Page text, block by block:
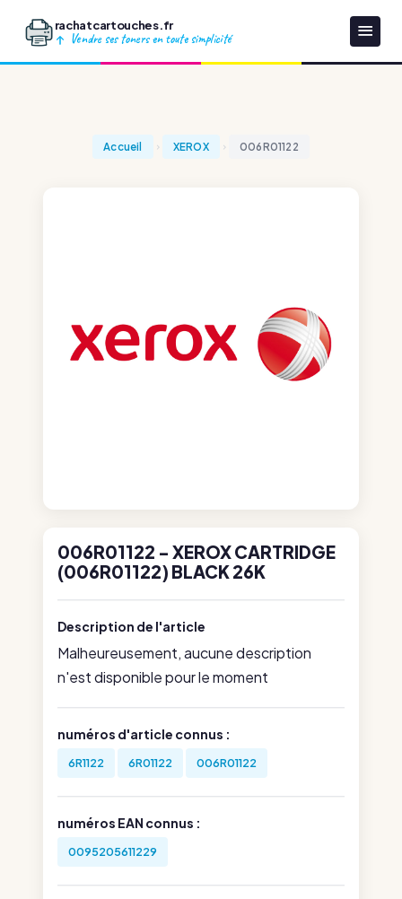
rachatcartouches.fr
Vendre ses toners en toute simplicité
Accueil XEROX 006R01122
006R01122 - XEROX CARTRIDGE
(006R01122) BLACK 26K
Description de l'article
Malheureusement, aucune description
n'est disponible pour le moment
numéros d'article connus :
6R1122 6R01122 006R01122
numéros EAN connus :
0095205611229